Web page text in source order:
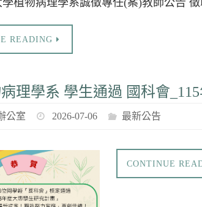
學植物病理學系誠徵專任(案)教師公告
READING
理學系 學生通過 國科會
公室 2026-07-06 最新公告
CONTINUE